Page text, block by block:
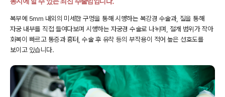
복부에 5mm 내외의 미세한 구멍을 통해 시행하는 복강경 수술과, 질을 통해
자궁 내부를 직접 들여다보며 시행하는 자궁경 수술로 나뉘며, 절개 범위가 작아
회복이 빠르고 통증과 흉터, 수술 후 유착 등의 부작용이 적어 높은 선호도를
보이고 있습니다.